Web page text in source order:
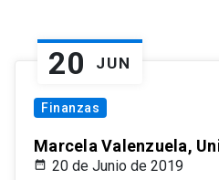
20 JUN
Finanzas
Marcela Valenzuela,
20 de Junio de 2019